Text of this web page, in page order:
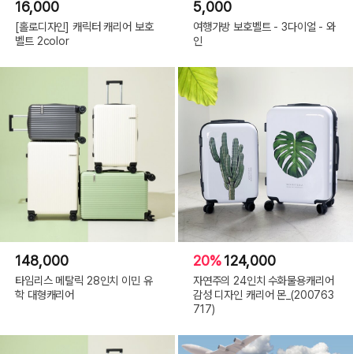
16,000
[홀로디자인] 캐릭터 캐리어 보호
벨트 2color
5,000
여행가방 보호벨트 - 3다이얼 - 와
인
148,000
타임리스 메탈릭 28인치 이민 유
학 대형캐리어
20%124,000
자연주의 24인치 수화물용캐리어
감성 디자인 캐리어 몬_(200763
717)